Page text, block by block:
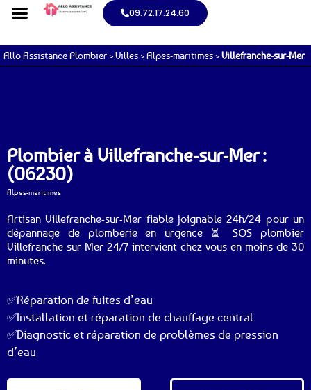
09.72.17.24.60
Allo Assistance Plombier >Villes >Alpes-maritimes >Villefranche-sur-Mer
Plombier à Villefranche-sur-Mer :
(06230)
Alpes-maritimes
Artisan Villefranche-sur-Mer fiable joignable 24h/24 pour un
dépannage de plomberie en urgence ⏳ SOS plombier
Villefranche-sur-Mer 24/7 intervient chez-vous en moins de 30
minutes.
✅Réparation de fuites d’eau
✅Installation et réparation de chauffage central
✅Diagnostic et réparation de problèmes de pression
d’eau